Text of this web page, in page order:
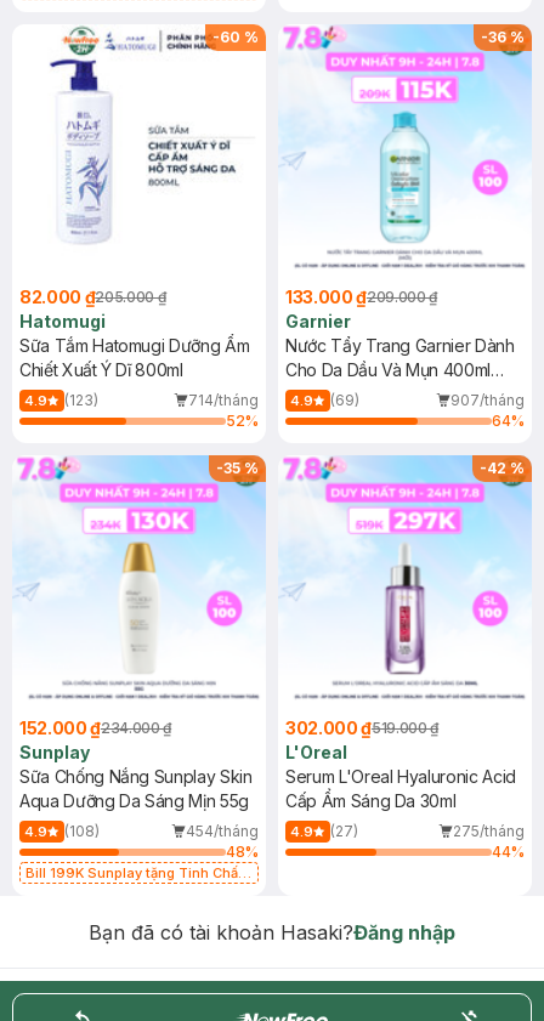
(SL có hạn)
-60 %
82.000 ₫205.000 ₫
Hatomugi
Sữa Tắm Hatomugi Dưỡng Ẩm
Chiết Xuất Ý Dĩ 800ml
4.9 (123)
714/tháng
52%
-36%
133.000 ₫209.000 ₫
Garnier
Nước Tẩy Trang Garnier Dành
Cho Da Dầu Và Mụn 400ml
(Mới)
4.9 (69)
907/tháng
64%
-35%
152.000 ₫234.000 ₫
Sunplay
Sữa Chống Nắng Sunplay Skin
Aqua Dưỡng Da Sáng Mịn 55g
4.9 (108)
454/tháng
48%
Bill 199K Sunplay tặng Tinh Chất
-42%
302.000 ₫519.000 ₫
L'Oreal
Serum L'Oreal Hyaluronic Acid
Cấp Ẩm Sáng Da 30ml
4.9 (27)
275/tháng
44%
Bạn đã có tài khoản Hasaki?Đăng nhập